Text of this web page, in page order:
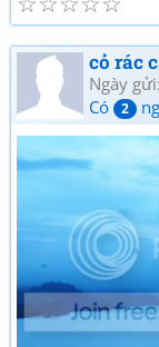
cỏ rác
Ngày
Có
2